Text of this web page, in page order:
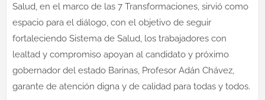
Salud, en el marco de las 7 Transformaciones, sirvió como
espacio para el diálogo, con el objetivo de seguir
fortaleciendo Sistema de Salud, los trabajadores con
lealtad y compromiso apoyan al candidato y próximo
gobernador del estado Barinas, Profesor Adán Chávez,
garante de atención digna y de calidad para todas y todos.